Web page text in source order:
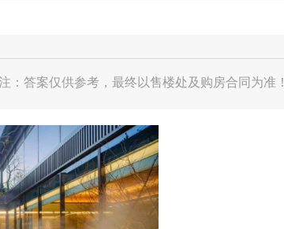
：答案仅供参考，最终以售楼处及购房合同为准！